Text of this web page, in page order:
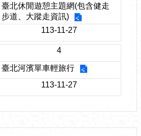
臺北休閒遊憩主題網(包含健走
步道、大蹤走資訊)
113-11-27
4
臺北河濱單車輕旅行
113-11-27